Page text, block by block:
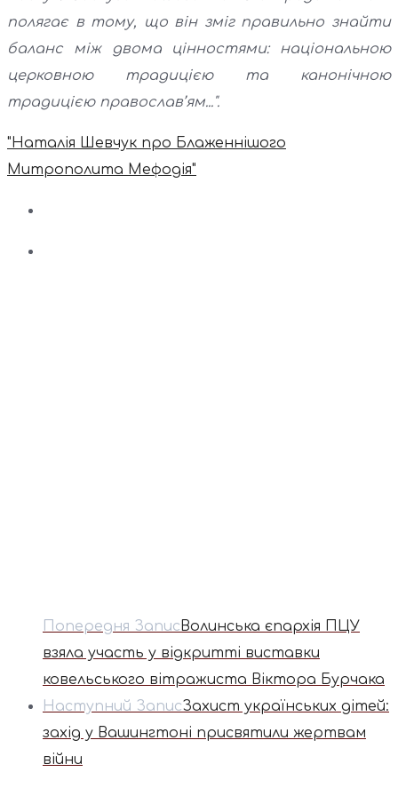
полягає в тому, що він зміг правильно знайти
баланс між двома цінностями: національною
церковною традицією та канонічною
традицією православ’ям...".
"Наталія Шевчук про Блаженнішого
Митрополита Мефодія"
Попередня Запис Волинська єпархія ПЦУ
взяла участь у відкритті виставки
ковельського вітражиста Віктора Бурчака
Наступний ЗаписЗахист українських дітей:
захід у Вашингтоні присвятили жертвам
війни